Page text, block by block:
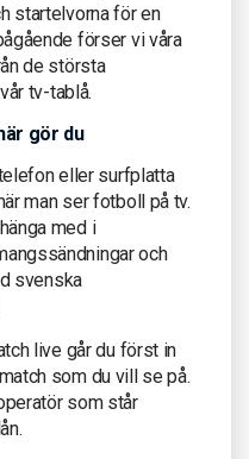
startelvorna för en
förser vi våra
de största
tv-tablå.
gör du
eller surfplatta
man ser fotboll på tv.
med i
och
svenska
live går du först in
som du vill se på.
som står